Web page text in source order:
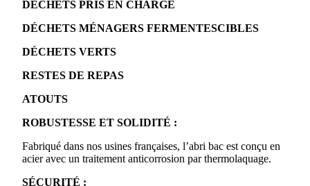
DÉCHETS PRIS EN CHARGE
DÉCHETS MÉNAGERS FERMENTESCIBLES
DÉCHETS VERTS
RESTES DE REPAS
ATOUTS
ROBUSTESSE ET SOLIDITÉ :
Fabriqué dans nos usines françaises, l’abri bac est conçu en
acier avec un traitement anticorrosion par thermolaquage.
SÉCURITÉ :